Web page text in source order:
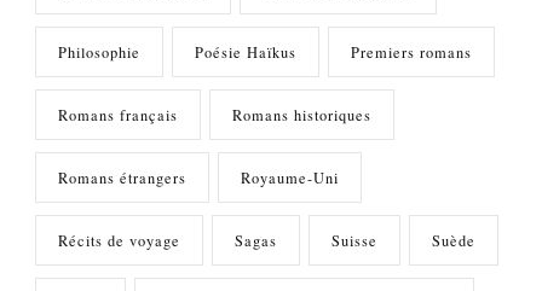
Philosophie Poésie Haïkus Premiers romans
Romans français Romans historiques
Romans étrangers Royaume-Uni
Récits de voyage Sagas Suisse Suède